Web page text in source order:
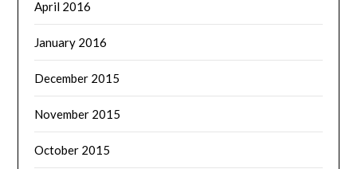
April 2016
January 2016
December 2015
November 2015
October 2015